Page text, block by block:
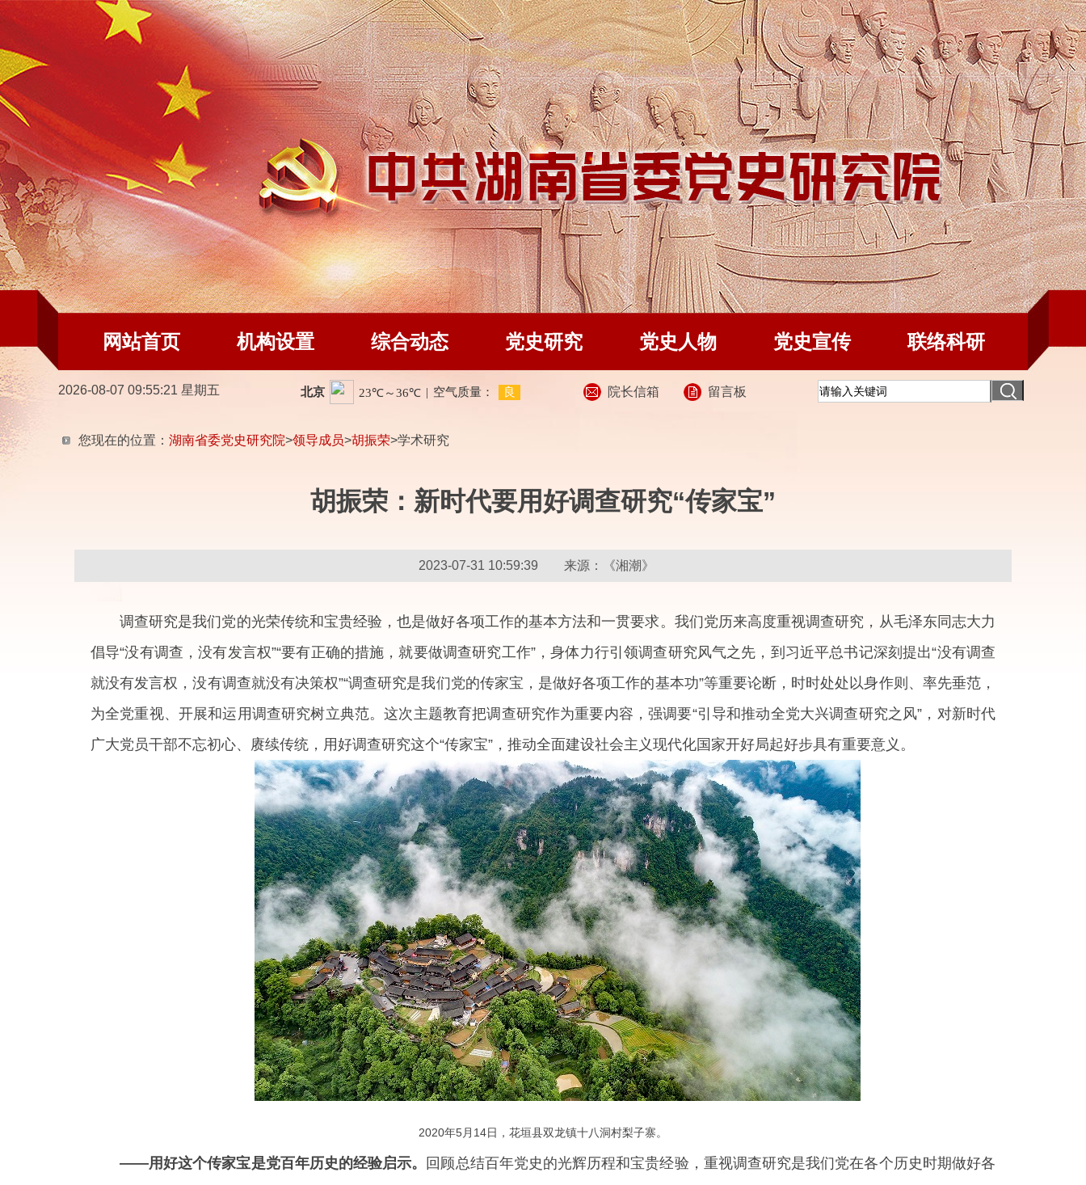
网站首页 机构设置 综合动态 党史研究 党史人物 党史宣传 联络科研
2026-08-07 09:55:22 星期五 院长信箱 留言板
您现在的位置： 湖南省委党史研究院>领导成员>胡振荣>学术研究
胡振荣：新时代要用好调查研究“传家宝”
2023-07-31 10:59:39 来源：《湘潮》
调查研究是我们党的光荣传统和宝贵经验，也是做好各项工作的基本方法和一贯要求。我们党历来高度重视调查研究，从毛泽东同志大力
倡导“没有调查，没有发言权”“要有正确的措施，就要做调查研究工作”，身体力行引领调查研究风气之先，到习近平总书记深刻提出“没有调查
就没有发言权，没有调查就没有决策权”“调查研究是我们党的传家宝，是做好各项工作的基本功”等重要论断，时时处处以身作则、率先垂范，
为全党重视、开展和运用调查研究树立典范。这次主题教育把调查研究作为重要内容，强调要“引导和推动全党大兴调查研究之风”，对新时代
广大党员干部不忘初心、赓续传统，用好调查研究这个“传家宝”，推动全面建设社会主义现代化国家开好局起好步具有重要意义。
2020年5月14日，花垣县双龙镇十八洞村梨子寨。
——用好这个传家宝是党百年历史的经验启示。
回顾总结百年党史的光辉历程和宝贵经验，重视调查研究是我们党在各个历史时期做好各